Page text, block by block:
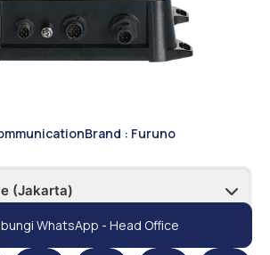
Brand : Furuno
WhatsApp - Head Office